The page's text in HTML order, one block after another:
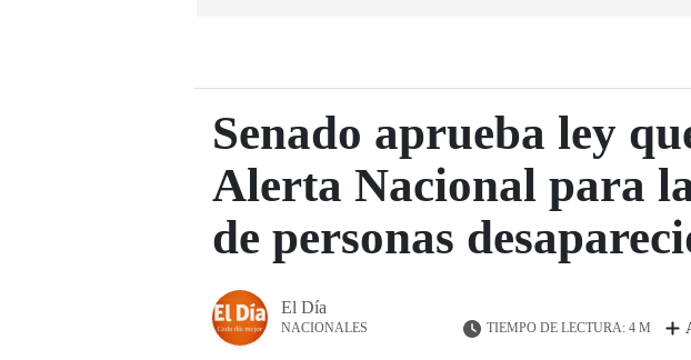
Senado aprueba ley
Alerta Nacional para
de personas
El Día
NACIONALES TIEMPO DE LECTURA: 4 M